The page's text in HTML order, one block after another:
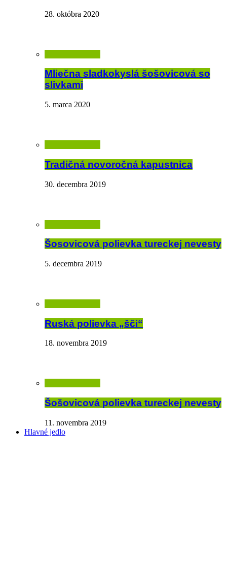
28. októbra 2020
Mliečna sladkokyslá šošovicová so
slivkami
5. marca 2020
Tradičná novoročná kapustnica
30. decembra 2019
Šosovicová polievka tureckej nevesty
5. decembra 2019
Ruská polievka „šči“
18. novembra 2019
Šošovicová polievka tureckej nevesty
11. novembra 2019
Hlavné jedlo